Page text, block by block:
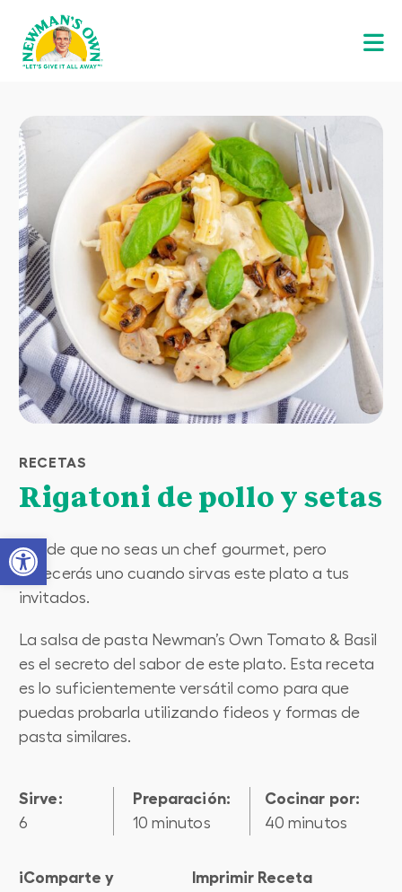
Open toolbar
RECETAS
Rigatoni de pollo y setas
Puede que no seas un chef gourmet, pero
parecerás uno cuando sirvas este plato a tus
invitados.
La salsa de pasta Newman’s Own Tomato & Basil
es el secreto del sabor de este plato. Esta receta
es lo suficientemente versátil como para que
puedas probarla utilizando fideos y formas de
pasta similares.
Sirve:
6
preparación:
10 minutos
cocinar por:
40 minutos
¡Comparte y
Imprimir Receta